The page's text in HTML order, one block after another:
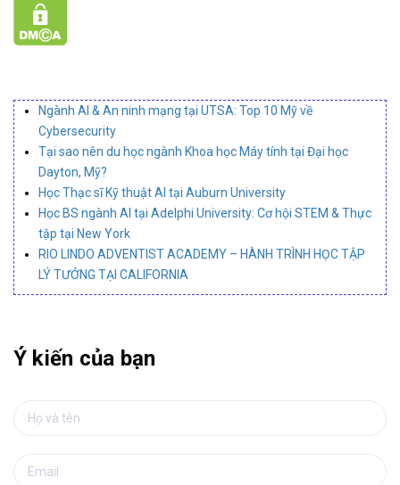
Ngành AI & An ninh mạng tại UTSA: Top 10 Mỹ về
Cybersecurity
Tại sao nên du học ngành Khoa học Máy tính tại Đại học
Dayton, Mỹ?
Học Thạc sĩ Kỹ thuật AI tại Auburn University
Học BS ngành AI tại Adelphi University: Cơ hội STEM & Thực
tập tại New York
RIO LINDO ADVENTIST ACADEMY – HÀNH TRÌNH HỌC TẬP
LÝ TƯỞNG TẠI CALIFORNIA
Ý kiến của bạn